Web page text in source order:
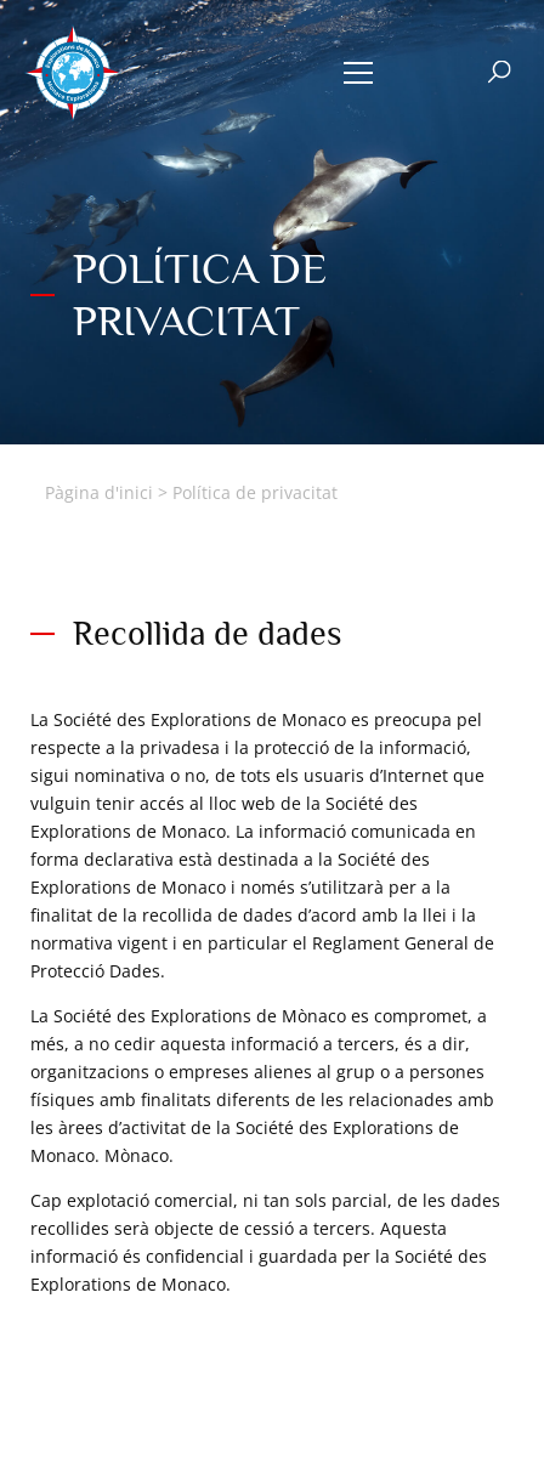
POLÍTICA DE
PRIVACITAT
Pàgina d'inici > Política de privacitat
Recollida de dades
La Société des Explorations de Monaco es preocupa pel
respecte a la privadesa i la protecció de la informació,
sigui nominativa o no, de tots els usuaris d’Internet que
vulguin tenir accés al lloc web de la Société des
Explorations de Monaco. La informació comunicada en
forma declarativa està destinada a la Société des
Explorations de Monaco i només s’utilitzarà per a la
finalitat de la recollida de dades d’acord amb la llei i la
normativa vigent i en particular el Reglament General de
Protecció Dades.
La Société des Explorations de Mònaco es compromet, a
més, a no cedir aquesta informació a tercers, és a dir,
organitzacions o empreses alienes al grup o a persones
físiques amb finalitats diferents de les relacionades amb
les àrees d’activitat de la Société des Explorations de
Monaco. Mònaco.
Cap explotació comercial, ni tan sols parcial, de les dades
recollides serà objecte de cessió a tercers. Aquesta
informació és confidencial i guardada per la Société des
Explorations de Monaco.